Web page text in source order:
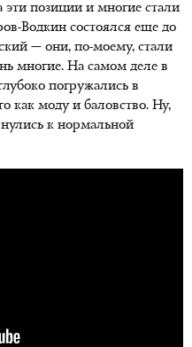
эти позиции и многие стали
Водкин состоялся еще до
— они, по-моему, стали
многие. На самом деле в
погружались в
как моду и баловство. Ну,
к нормальной